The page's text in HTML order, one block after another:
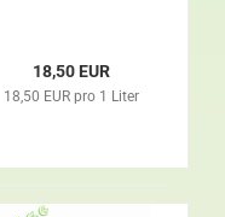
18,50 EUR
18,50 EUR pro 1 Liter